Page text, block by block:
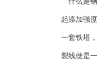
起添加强
一套铁塔
裂线便是